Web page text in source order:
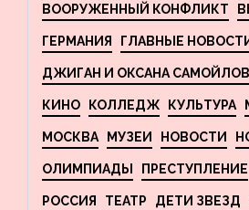
ВООРУЖЕННЫЙ КОНФЛИКТ
ГЕРМАНИЯ ГЛАВНЫЕ
ДЖИГАН И ОКСАНА
КИНО КОЛЛЕДЖ КУЛЬТУРА
МОСКВА МУЗЕИ НОВОСТИ
ОЛИМПИАДЫ ПРЕСТУПЛЕНИЕ
РОССИЯ ТЕАТР ДЕТИ ЗВЕЗД